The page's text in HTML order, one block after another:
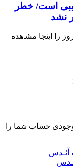
لیبی است/ خطر
نشد
را اینجا مشاهده
حساب شما را